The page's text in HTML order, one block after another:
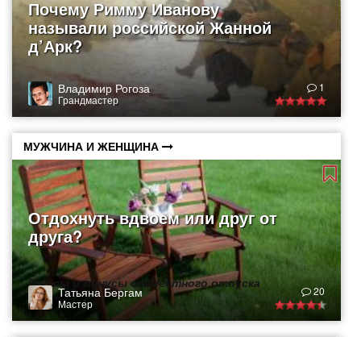
Почему Римму Иванову
называли российской Жанной
д’Арк?
Владимир Рогоза
Грандмастер
1
МУЖЧИНА И ЖЕНЩИНА
Отдохнуть вдвоем или друг от
друга?
Плюсы и минусы совместного отпуска
Татьяна Бергам
Мастер
20